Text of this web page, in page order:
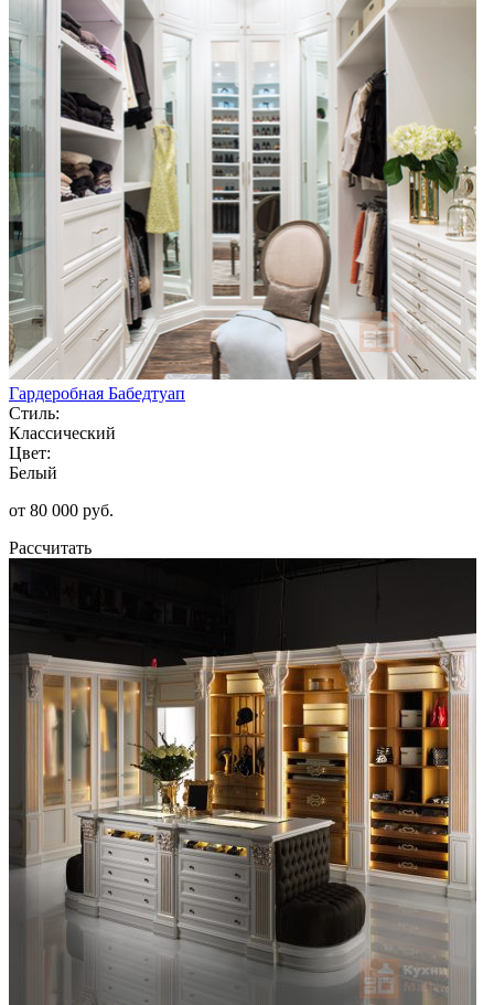
Гардеробная Бабедтуап
Стиль:
Классический
Цвет:
Белый
от 80 000 руб.
Рассчитать